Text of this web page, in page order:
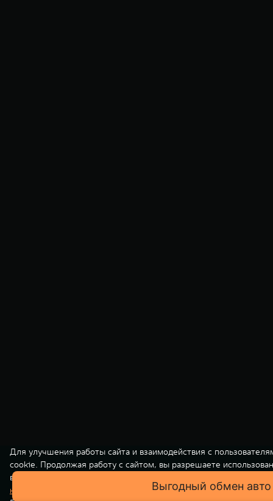
Для улучшения работы сайта и взаимодействия с
cookie. Продолжая работу с сайтом, вы разрешаете
вашей персональной информации на нашем сайте
конфиденциальности
. Вы всегда можете отключить файлы
Выгодный обмен авто